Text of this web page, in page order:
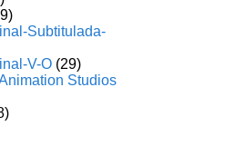
Subtitulada-
V-O (29)
Studios